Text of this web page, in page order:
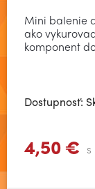
Mini balenie
ako
komponent
Dostupnosť:
4,50 € s